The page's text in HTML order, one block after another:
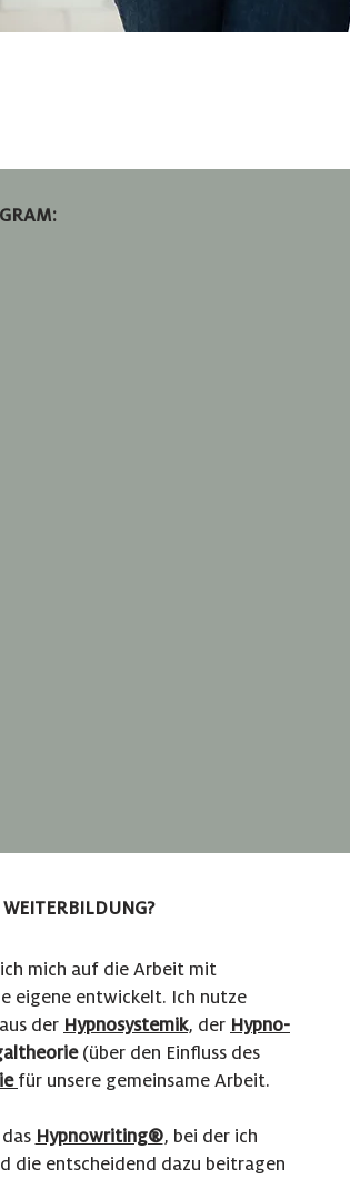
mich auf die Arbeit mit
eigene entwickelt. Ich nutze
der Hypnosystemik, der Hypno-
(über den Einfluss des
für unsere gemeinsame Arbeit.
Hypnowriting®, bei der ich
die entscheidend dazu beitragen